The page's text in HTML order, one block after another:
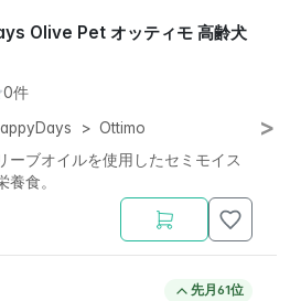
Olive Pet オッティモ 高齢犬
0件
> Ottimo
ーブオイルを使用したセミモイス
養食。
先月61位